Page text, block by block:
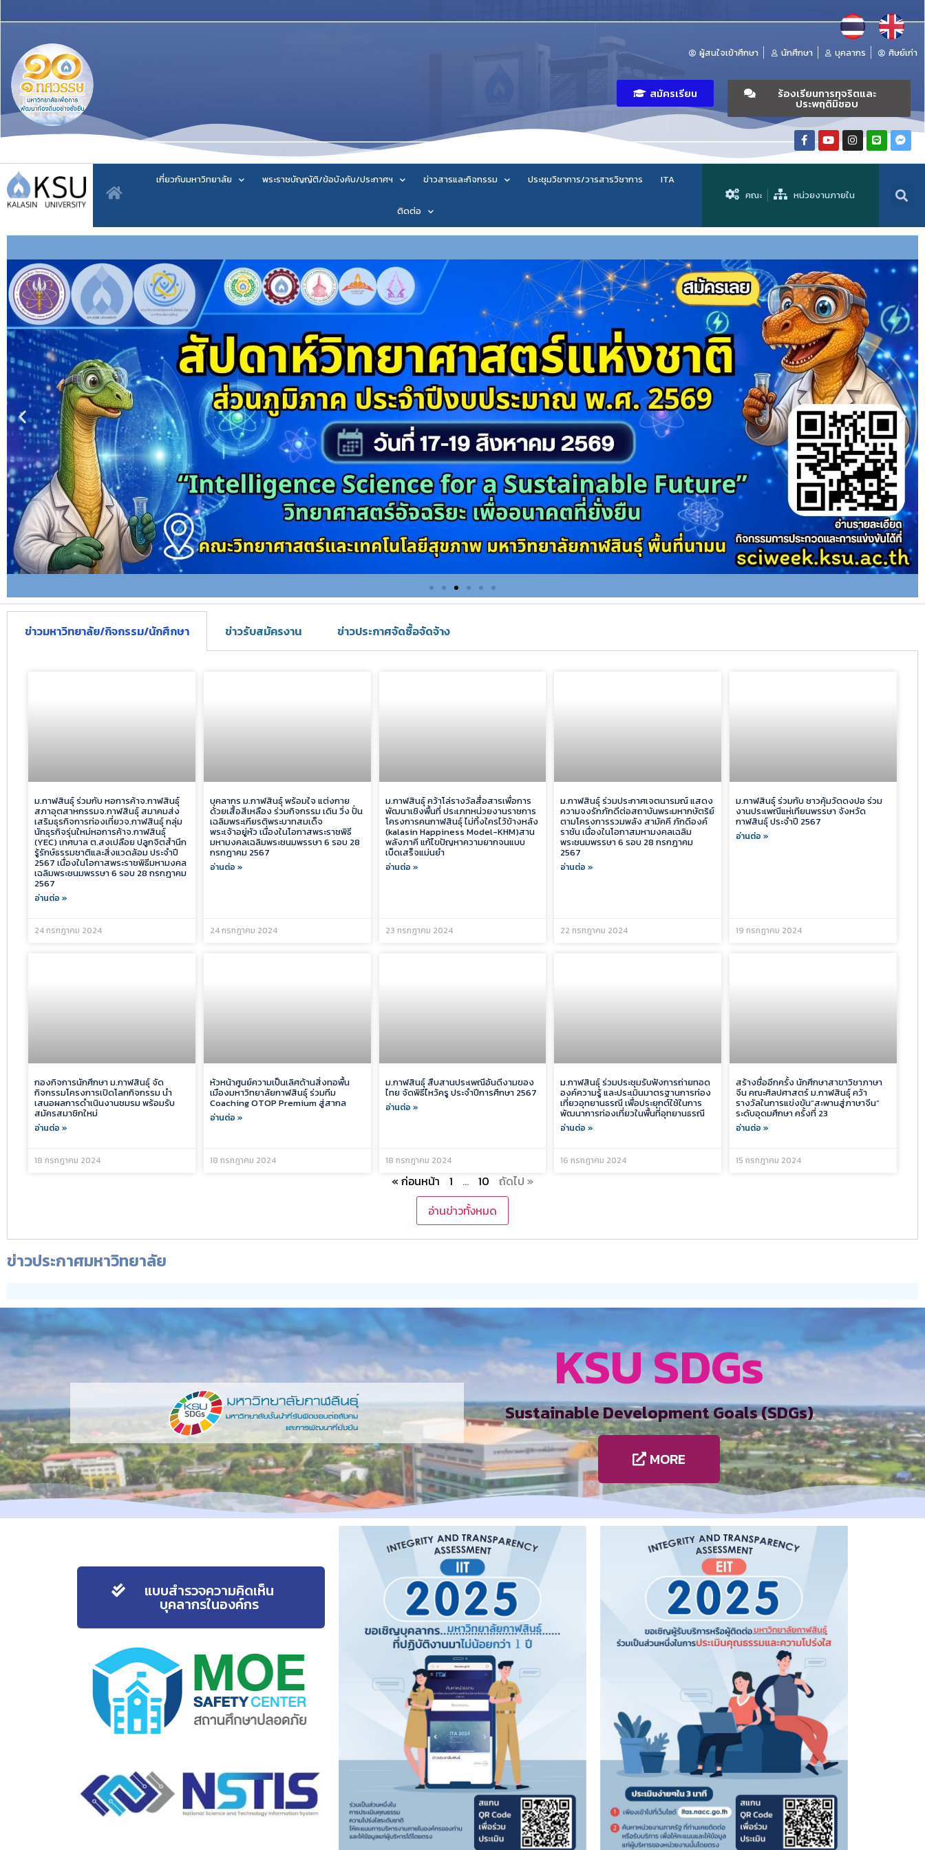
ผู้สนใจเข้าศึกษา นักศึกษา บุคลากร ศิษย์เก่า
สมัครเรียน ร้องเรียนการทุจริตและ
ประพฤติมิชอบ
เกี่ยวกับมหาวิทยาลัย พระราชบัญญัติ/ข้อบังคับ/ประกาศฯ ข่าวสารและกิจกรรม ประชุมวิชาการ/วารสารวิชาการ ITA
ติดต่อ
คณะ หน่วยงานภายใน
ข่าวมหาวิทยาลัย/กิจกรรม/นักศึกษา ข่าวรับสมัครงาน ข่าวประกาศจัดซื้อจัดจ้าง
ม.กาฬสินธุ์ ร่วมกับ หอการค้าจ.กาฬสินธุ์
สภาอุตสาหกรรมจ.กาฬสินธุ์ สมาคมส่ง
เสริมธุรกิจการท่องเที่ยวจ.กาฬสินธุ์ กลุ่ม
นักธุรกิจรุ่นใหม่หอการค้าจ.กาฬสินธุ์
(YEC) เทศบาล ต.สงเปลือย ปลูกจิตสำนึก
รู้รักษ์ธรรมชาติและสิ่งแวดล้อม ประจำปี
2567 เนื่องในโอกาสพระราชพิธีมหามงคล
เฉลิมพระชนมพรรษา 6 รอบ 28 กรกฎาคม
2567
อ่านต่อ »
24 กรกฎาคม 2024
บุคลากร ม.กาฬสินธุ์ พร้อมใจ แต่งกาย
ด้วยเสื้อสีเหลือง ร่วมกิจกรรม เดิน วิ่ง ปั่น
เฉลิมพระเกียรติพระบาทสมเด็จ
พระเจ้าอยู่หัว เนื่องในโอกาสพระราชพิธี
มหามงคลเฉลิมพระชนมพรรษา 6 รอบ 28
กรกฎาคม 2567
อ่านต่อ »
24 กรกฎาคม 2024
ม.กาฬสินธุ์ คว้าโล่รางวัลสื่อสารเพื่อการ
พัฒนาเชิงพื้นที่ ประเภทหน่วยงานราชการ
โครงการคนกาฬสินธุ์ ไม่ทิ้งใครไว้ข้างหลัง
(kalasin Happiness Model-KHM)สาน
พลังภาคี แก้ไขปัญหาความยากจนแบบ
เบ็ดเสร็จแม่นยำ
อ่านต่อ »
23 กรกฎาคม 2024
ม.กาฬสินธุ์ ร่วมประกาศเจตนารมณ์ แสดง
ความจงรักภักดีต่อสถาบันพระมหากษัตริย์
ตามโครงการรวมพลัง สามัคคี ภักดีองค์
ราชัน เนื่องในโอกาสมหามงคลเฉลิม
พระชนมพรรษา 6 รอบ 28 กรกฎาคม
2567
อ่านต่อ »
22 กรกฎาคม 2024
ม.กาฬสินธุ์ ร่วมกับ ชาวคุ้มวัดดงปอ ร่วม
งานประเพณีแห่เทียนพรรษา จังหวัด
กาฬสินธุ์ ประจำปี 2567
อ่านต่อ »
19 กรกฎาคม 2024
กองกิจการนักศึกษา ม.กาฬสินธุ์ จัด
กิจกรรมโครงการเปิดโลกกิจกรรม นำ
เสนอผลการดำเนินงานชมรม พร้อมรับ
สมัครสมาชิกใหม่
อ่านต่อ »
18 กรกฎาคม 2024
หัวหน้าศูนย์ความเป็นเลิศด้านสิ่งทอพื้น
เมืองมหาวิทยาลัยกาฬสินธุ์ ร่วมทีม
Coaching OTOP Premium สู่สากล
อ่านต่อ »
18 กรกฎาคม 2024
ม.กาฬสินธุ์ สืบสานประเพณีอันดีงามของ
ไทย จัดพิธีไหว้ครู ประจำปีการศึกษา 2567
อ่านต่อ »
18 กรกฎาคม 2024
ม.กาฬสินธุ์ ร่วมประชุมรับฟังการถ่ายทอด
องค์ความรู้ และประเมินมาตรฐานการท่อง
เที่ยวอุทยานธรณี เพื่อประยุกต์ใช้ในการ
พัฒนาการท่องเที่ยวในพื้นที่อุทยานธรณี
อ่านต่อ »
16 กรกฎาคม 2024
สร้างชื่ออีกครั้ง นักศึกษาสาขาวิชาภาษา
จีน คณะศิลปศาสตร์ ม.กาฬสินธุ์ คว้า
รางวัลในการแข่งขัน“สะพานสู่ภาษาจีน“
ระดับอุดมศึกษา ครั้งที่ 23
อ่านต่อ »
15 กรกฎาคม 2024
« ก่อนหน้า 1 … 10
ถัดไป »
อ่านข่าวทั้งหมด
ข่าวประกาศมหาวิทยาลัย
KSU SDGs
Sustainable Development Goals (SDGs)
MORE
แบบสำรวจความคิดเห็น
บุคลากรในองค์กร